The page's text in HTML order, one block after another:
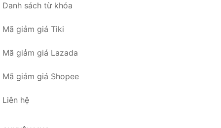
Danh sách từ khóa
Mã giảm giá Tiki
Mã giảm giá Lazada
Mã giảm giá Shopee
Liên hệ